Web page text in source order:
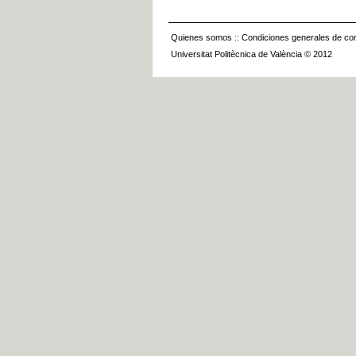
Quienes somos :: Condiciones generales de
Universitat Politècnica de València © 2012